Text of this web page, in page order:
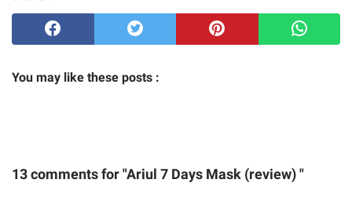
You may like these posts :
13 comments for "Ariul 7 Days Mask (review) "